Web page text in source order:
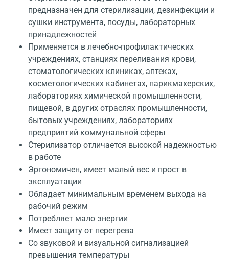
предназначен для стерилизации, дезинфекции и
сушки инструмента, посуды, лабораторных
принадлежностей
Применяется в лечебно-профилактических
учреждениях, станциях переливания крови,
стоматологических клиниках, аптеках,
косметологических кабинетах, парикмахерских,
лабораториях химической промышленности,
пищевой, в других отраслях промышленности,
бытовых учреждениях, лабораториях
предприятий коммунальной сферы
Стерилизатор отличается высокой надежностью
в работе
Эргономичен, имеет малый вес и прост в
эксплуатации
Обладает минимальным временем выхода на
рабочий режим
Потребляет мало энергии
Имеет защиту от перегрева
Со звуковой и визуальной сигнализацией
превышения температуры